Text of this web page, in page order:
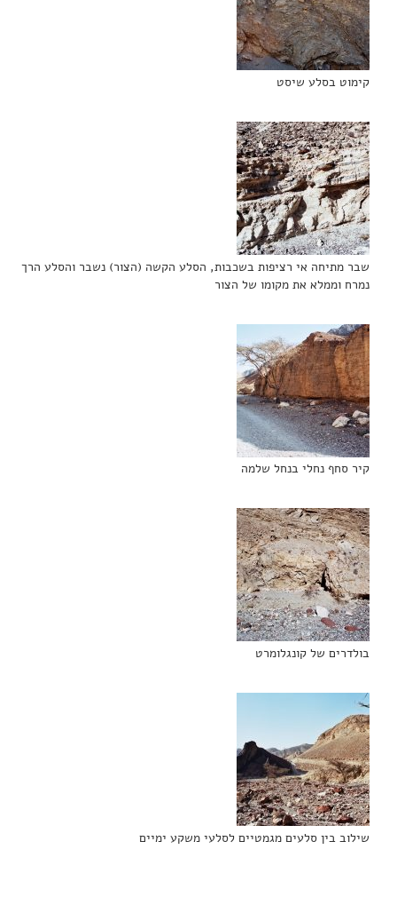
קימוט בסלע שיסט
שבר מתיחה אי רציפות בשכבות, הסלע הקשה (הצור) נשבר והסלע הרך
נמרח וממלא את מקומו של הצור
קיר סחף נחלי בנחל שלמה
בולדרים של קונגלומרט
שילוב בין סלעים מגמטיים לסלעי משקע ימיים